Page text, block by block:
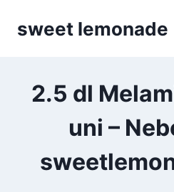
sweet lemonade
2.5 dl
uni –